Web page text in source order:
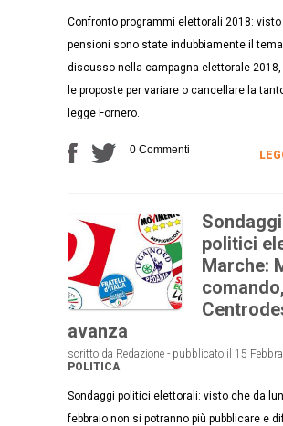
Confronto programmi elettorali 2018:
pensioni sono state indubbiamente il
discusso nella campagna elettorale
le proposte per variare o cancellare la
legge Fornero.
0 Commenti
Sondaggi
politici
Marche:
comando,
avanza
scritto da Redazione - pubblicato il 15
POLITICA
Sondaggi politici elettorali: visto che da
febbraio non si potranno più pubblicare e